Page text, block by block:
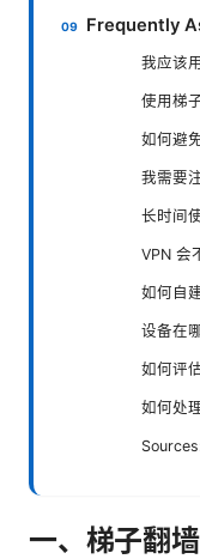
Frequently
我应该
使用梯
如何避
我需要
长时间
VPN 会
如何自
设备在
如何评
如何处
一、梯子翻